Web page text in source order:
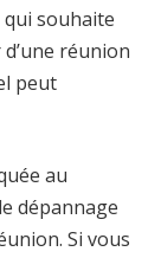
qui souhaite
réunion
peut
au
dépannage
Si vous